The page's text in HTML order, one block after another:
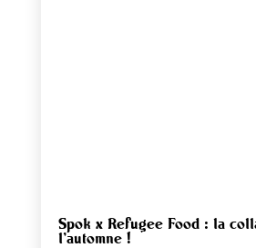
Spok x Refugee Food : la
l’automne !